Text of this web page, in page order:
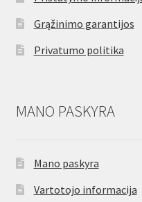
Grąžinimo garantijos
Privatumo politika
MANO PASKYRA
Mano paskyra
Vartotojo informacija